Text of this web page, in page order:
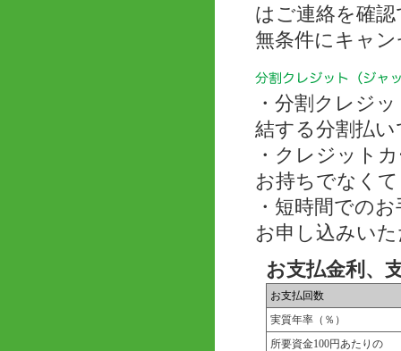
はご連絡を確
無条件にキャ
・分割クレジ
結する分割払い
・クレジット
お持ちでなく
・短時間での
お申し込みい
お支払金利、
お支払回数
実質年率（％）
所要資金100円あたりの